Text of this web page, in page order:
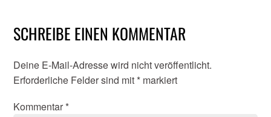
SCHREIBE EINEN KOMMENTAR
Deine E-Mail-Adresse wird nicht veröffentlicht.
Erforderliche Felder sind mit * markiert
Kommentar *